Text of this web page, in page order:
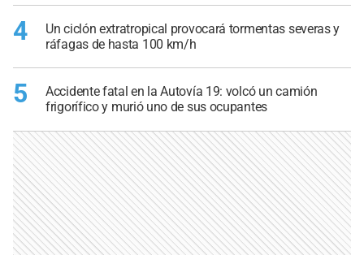
4
Un ciclón extratropical provocará tormentas severas y
ráfagas de hasta 100 km/h
5
Accidente fatal en la Autovía 19: volcó un camión
frigorífico y murió uno de sus ocupantes